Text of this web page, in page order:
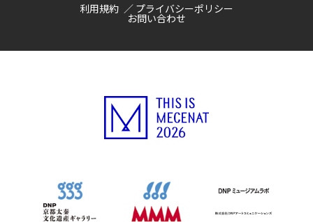
利用規約 プライバシーポリシー
お問い合わせ